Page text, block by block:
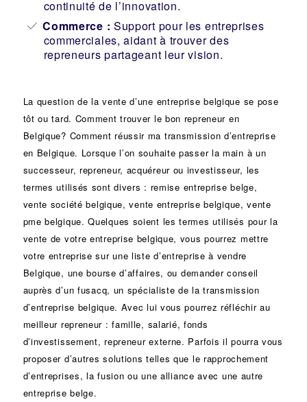
continuité de l’innovation.
Commerce : Support pour les entreprises
commerciales, aidant à trouver des
repreneurs partageant leur vision.
La question de la vente d’une entreprise belgique se pose
tôt ou tard. Comment trouver le bon repreneur en
Belgique? Comment réussir ma transmission d’entreprise
en Belgique. Lorsque l’on souhaite passer la main à un
successeur, repreneur, acquéreur ou investisseur, les
termes utilisés sont divers : remise entreprise belge,
vente société belgique, vente entreprise belgique, vente
pme belgique. Quelques soient les termes utilisés pour la
vente de votre entreprise belgique, vous pourrez mettre
votre entreprise sur une liste d’entreprise à vendre
Belgique, unebourse d’affaires, ou demander conseil
auprès d’un fusacq, un spécialiste de latransmission
d’entreprise belgique. Avec lui vous pourrez réfléchir au
meilleur repreneur :famille, salarié, fonds
d’investissement, repreneur externe. Parfois il pourra vous
proposer d’autres solutions telles que le rapprochement
d’entreprises, lafusion ou unealliance avec une autre
entreprise belge.